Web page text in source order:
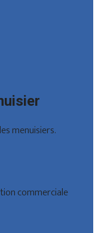
menuisiers.
commerciale